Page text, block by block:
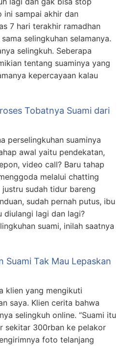
ini sampai akhir dan
7 hari terakhir ramadhan
selingkuhan selamanya.
selingkuh. Seberapa
tentang suaminya yang
kepercayaan kalau
Tobatnya Suami dari
perselingkuhan suaminya
awal yaitu pendekatan,
video call? Baru tahap
melalui chatting
justru sudah tidur bareng
sudah pernah putus, ibu
diulangi lagi dan lagi?
suami, inilah saatnya
Suami Tak Mau Lepaskan
klien yang mengikuti
saya. Klien cerita bahwa
selingkuh online. “Suami itu
sekitar 300rban ke pelakor
foto telanjang